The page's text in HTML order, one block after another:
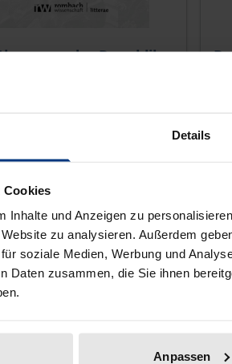
Details
Cookies
Inhalte und Anzeigen zu
zu analysieren. Außerdem
soziale Medien, Werbung und
Daten zusammen, die Sie ihnen
Anpassen
der Republik
dieses Titels richtet sich nach
Auswahl